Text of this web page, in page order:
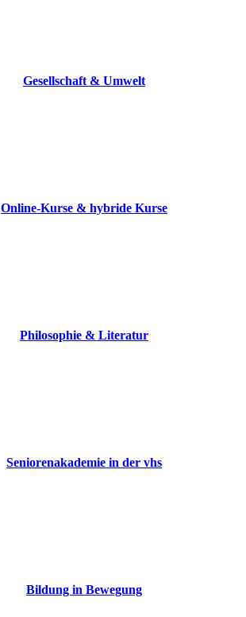
Gesellschaft & Umwelt
Online-Kurse & hybride Kurse
Philosophie & Literatur
Seniorenakademie in der vhs
Bildung in Bewegung